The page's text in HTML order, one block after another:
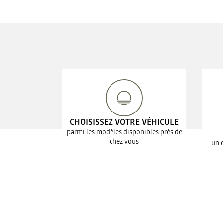
CHOISISSEZ VOTRE VÉHICULE
parmi les modèles disponibles près de
chez vous
un